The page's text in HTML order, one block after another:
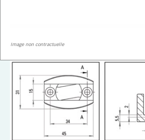
Image non contractuelle